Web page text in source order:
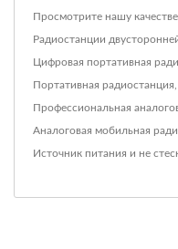
Просмотрите нашу
Радиостанции
Цифровая портативная
Портативная радиостанция
Профессиональная
Аналоговая мобильная
Источник питания и не